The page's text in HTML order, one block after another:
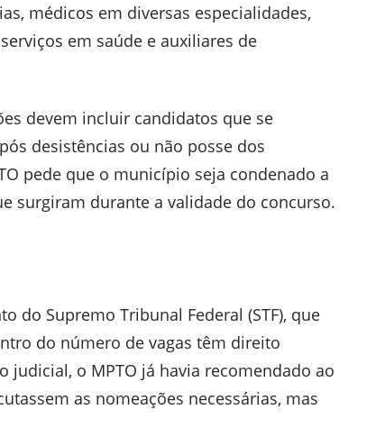
médicos em diversas especialidades,
em saúde e auxiliares de
devem incluir candidatos que se
desistências ou não posse dos
pede que o município seja condenado a
surgiram durante a validade do concurso.
do Supremo Tribunal Federal (STF), que
do número de vagas têm direito
judicial, o MPTO já havia recomendado ao
as nomeações necessárias, mas